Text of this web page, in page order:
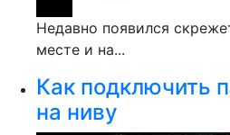
Недавно появился
месте и на...
Как подключить
на ниву